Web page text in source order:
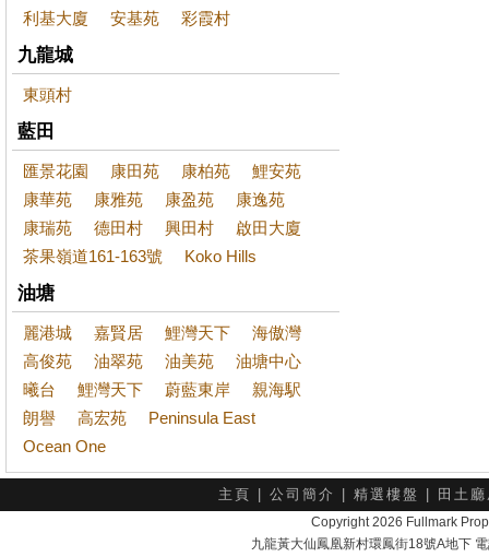
利基大廈 安基苑 彩霞村
九龍城
東頭村
藍田
匯景花園 康田苑 康柏苑
鯉安苑
康華苑
康雅苑 康盈苑
康逸苑
康瑞苑
德田村 興田村
啟田大廈
茶果嶺道161-163號
Koko Hills
油塘
麗港城 嘉賢居 鯉灣天下
海傲灣
高俊苑
油翠苑 油美苑
油塘中心
曦台
鯉灣天下 蔚藍東岸
親海駅
朗譽
高宏苑
Peninsula East
Ocean One
主頁 公司簡介 精選樓盤 田土
Copyright 2026 Fullmark
九龍黃大仙鳳凰新村環鳳街18號A地下